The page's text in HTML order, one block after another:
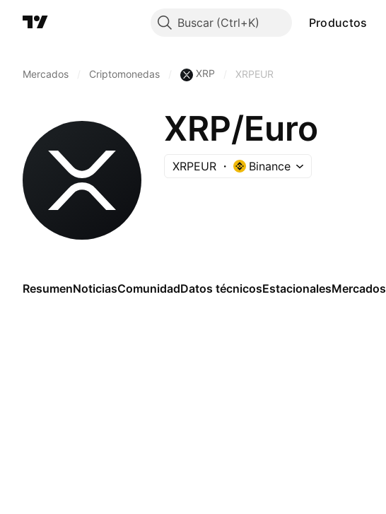
Buscar Productos
Mercados Criptomonedas XRP XRPEUR
XRP/Euro
XRPEUR Binance
ResumenNoticiasComunidadDatos técnicosEstacionalesMercados